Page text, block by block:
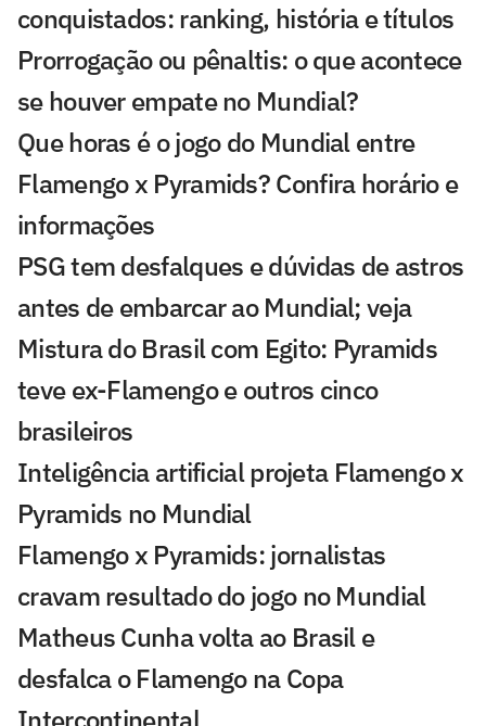
conquistados: ranking, história e títulos
Prorrogação ou pênaltis: o que acontece
se houver empate no Mundial?
Que horas é o jogo do Mundial entre
Flamengo x Pyramids? Confira horário e
informações
PSG tem desfalques e dúvidas de astros
antes de embarcar ao Mundial; veja
Mistura do Brasil com Egito: Pyramids
teve ex-Flamengo e outros cinco
brasileiros
Inteligência artificial projeta Flamengo x
Pyramids no Mundial
Flamengo x Pyramids: jornalistas
cravam resultado do jogo no Mundial
Matheus Cunha volta ao Brasil e
desfalca o Flamengo na Copa